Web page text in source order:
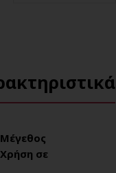
Μέγεθος
Χρήση σε